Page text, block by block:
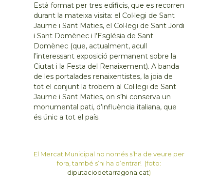
Està format per tres edificis, que es recorren
durant la mateixa visita: el Col·legi de Sant
Jaume i Sant Maties, el Col·legi de Sant Jordi
i Sant Domènec i l’Església de Sant
Domènec (que, actualment, acull
l’interessant exposició permanent sobre la
Ciutat i la Festa del Renaixement). A banda
de les portalades renaixentistes, la joia de
tot el conjunt la trobem al Col·legi de Sant
Jaume i Sant Maties, on s’hi conserva un
monumental pati, d’influència italiana, que
és únic a tot el país.
El Mercat Municipal no només s’ha de veure per
fora, també s’hi ha d’entrar! (foto:
diputaciodetarragona.cat)